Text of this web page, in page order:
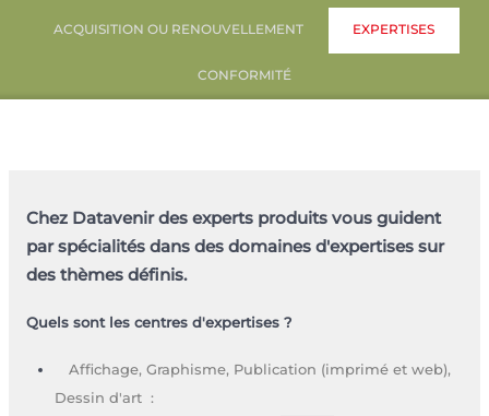
ACQUISITION OU RENOUVELLEMENT EXPERTISES
CONFORMITÉ
Chez Datavenir des experts produits vous guident
par spécialités dans des domaines d'expertises sur
des thèmes définis.
Quels sont les centres d'expertises ?
Affichage, Graphisme, Publication (imprimé et web),
Dessin d'art :